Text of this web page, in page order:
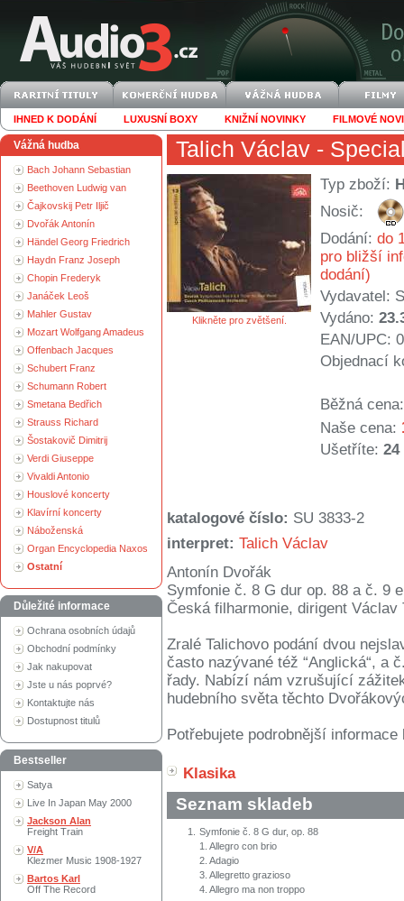
IHNED K DODÁNÍ LUXUSNÍ BOXY KNIŽNÍ NOVINKY FILMOVÉ
Vážná hudba
Bach Johann Sebastian
Beethoven Ludwig van
Čajkovskij Petr Iljič
Dvořák Antonín
Händel Georg Friedrich
Haydn Franz Joseph
Chopin Frederyk
Janáček Leoš
Mahler Gustav
Mozart Wolfgang Amadeus
Offenbach Jacques
Schubert Franz
Schumann Robert
Smetana Bedřich
Strauss Richard
Šostakovič Dimitrij
Verdi Giuseppe
Vivaldi Antonio
Houslové koncerty
Klavírní koncerty
Náboženská
Organ Encyclopedia Naxos
Ostatní
Důležité informace
Ochrana osobních údajů
Obchodní podmínky
Jak nakupovat
Jste u nás poprvé?
Kontaktujte nás
Dostupnost titulů
Bestseller
Satya
Live In Japan May 2000
Jackson Alan
Freight Train
V/A
Klezmer Music 1908-1927
Bartos Karl
Off The Record
Talich Václav -
Klikněte pro zvětšení.
Typ zboží:
Nosič:
Dodání: do
pro bližší
dodání)
Vydavatel:
Vydáno:
EAN/UPC:
Objednací
Běžná cena:
Naše cena:
Ušetříte: 24
katalogové číslo: SU 3833-2
interpret: Talich Václav
Antonín Dvořák
Symfonie č. 8 G dur op. 88 a č. 9
Česká filharmonie, dirigent Václav
Zralé Talichovo podání dvou
často nazývané též “Anglická“, a
řady. Nabízí nám vzrušující
hudebního světa těchto
Potřebujete podrobnější
Klasika
Seznam skladeb
1.
Symfonie č. 8 G dur, op. 88
1. Allegro con brio
2. Adagio
3. Allegretto grazioso
4. Allegro ma non troppo